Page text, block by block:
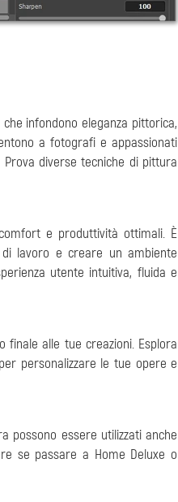
che infondono eleganza pittorica,
a fotografi e appassionati
diverse tecniche di pittura
e produttività ottimali. È
lavoro e creare un ambiente
utente intuitiva, fluida e
alle tue creazioni. Esplora
per personalizzare le tue opere e
possono essere utilizzati anche
se passare a Home Deluxe o